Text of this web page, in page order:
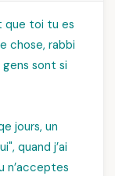
que toi tu es
chose, rabbi
gens sont si
jours, un
quand j’ai
n’acceptes